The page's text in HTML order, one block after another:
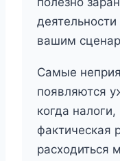
вашим
Самые
появляются
когда
фактическая
расходиться